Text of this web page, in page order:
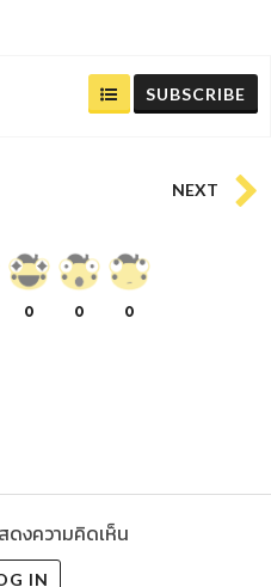
SUBSCRIBE
NEXT
0 0 0
ดงความคิดเห็น
IN